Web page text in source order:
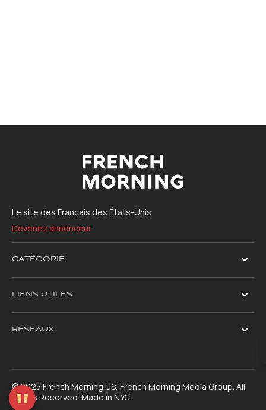
Le site des Français des États-Unis
Devenez annonceur
CATÉGORIE
LIENS UTILES
RÉSEAUX
© 2025 French Morning US, French Morning Media Group. All
Rights Reserved. Made in NYC.